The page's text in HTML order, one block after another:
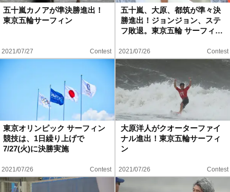
五十嵐カノアが準決勝進出！
東京五輪サーフィン
2021/07/27 Contest
五十嵐、大原、都筑が準々決
勝進出！ジョンジョン、ステ
フ敗退。東京五輪 サーフィ…
2021/07/26 Contest
東京オリンピック サーフィン
競技は、1日繰り上げで
7/27(火)に決勝実施
2021/07/26 Contest
大原洋人がクオーターファイ
ナル進出！東京五輪サーフィ
ン
2021/07/26 Contest